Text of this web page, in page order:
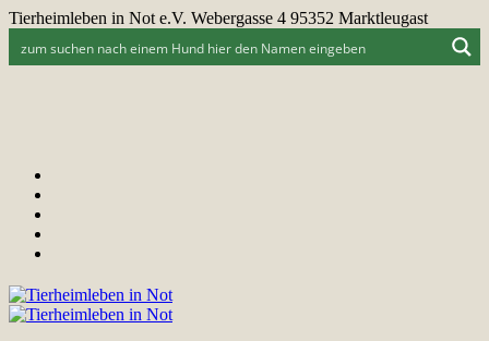
Tierheimleben in Not e.V. Webergasse 4 95352 Marktleugast